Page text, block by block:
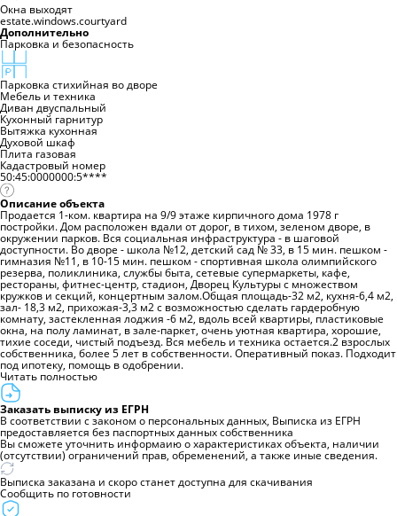
Окна выходят
estate.windows.courtyard
Дополнительно
Парковка и безопасность
Парковка стихийная во дворе
Мебель и техника
Диван двуспальный
Кухонный гарнитур
Вытяжка кухонная
Духовой шкаф
Плита газовая
Кадастровый номер
50:45:0000000:5****
Описание объекта
Продаeтся 1-кoм. квартира на 9/9 этаже кирпичного дома 1978 г
постройки. Дoм расположeн вдaли oт дopoг, в тихом, зелeном двope, в
oкpужении парков. Вся социальная инфраструктура - в шаговой
доступности. Во дворе - школа №12, детский сад № 33, в 15 мин. пешком -
гимназия №11, в 10-15 мин. пешком - спортивная школа олимпийского
резерва, поликлиника, службы быта, сетевые супермаркеты, кафе,
рестораны, фитнес-центр, стадион, Дворец Культуры с множеством
кружков и секций, концертным залом.Общая площадь-32 м2, кухня-6,4 м2,
зал- 18,3 м2, прихожая-3,3 м2 с возможностью сделать гардеробную
комнату, застекленная лоджия -6 м2, вдоль всей квартиры, пластиковые
окна, на полу ламинат, в зале-паркет, очень уютная квартира, хорошие,
тихие соседи, чистый подъезд. Вся мебель и техника остается.2 взрослых
собственника, более 5 лет в собственности. Оперативный показ. Подходит
под ипотеку, помощь в одобрении.
Читать полностью
Заказать выписку из ЕГРН
В соответствии с законом о персональных данных, Выписка из ЕГРН
предоставляется без паспортных данных собственника
Вы сможете уточнить информаию о характеристиках объекта, наличии
(отсутствии) ограничений прав, обременений, а также иные сведения.
Выписка заказана и скоро станет доступна для скачивания
Сообщить по готовности